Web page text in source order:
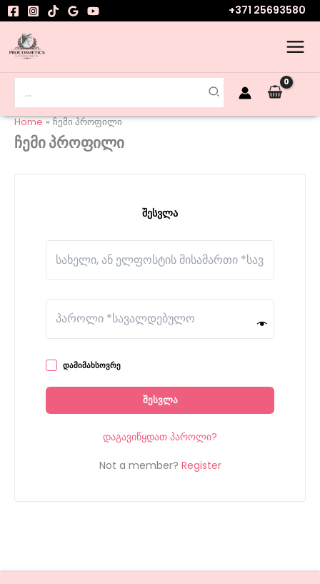
Skip
to
content
+371 25693580
for:
Home ჩემი პროფილი
ჩემი პროფილი
შესვლა
დამიმახსოვრე
შესვლა
დაგავიწყდათ პაროლი?
Not a member? Register